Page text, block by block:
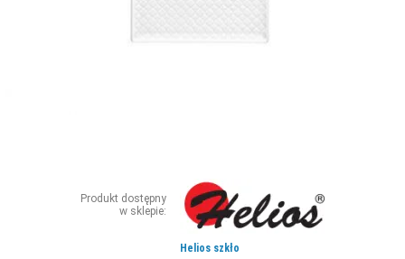
Produkt dostępny
w sklepie:
Helios szkło